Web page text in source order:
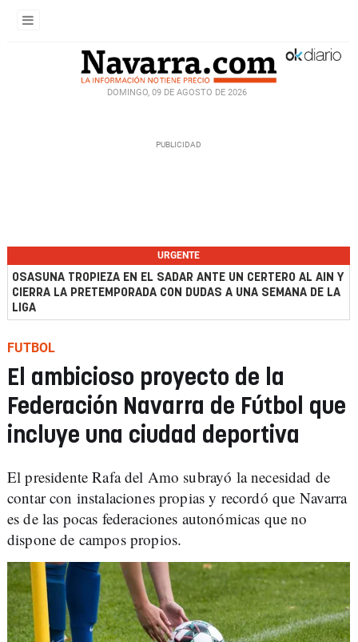
DOMINGO, 09 DE AGOSTO DE 2026
URGENTE
OSASUNA TROPIEZA EN EL SADAR ANTE UN CERTERO AL AIN Y
CIERRA LA PRETEMPORADA CON DUDAS A UNA SEMANA DE LA
LIGA
FUTBOL
El ambicioso proyecto de la
Federación Navarra de Fútbol que
incluye una ciudad deportiva
El presidente Rafa del Amo subrayó la necesidad de
contar con instalaciones propias y recordó que Navarra
es de las pocas federaciones autonómicas que no
dispone de campos propios.